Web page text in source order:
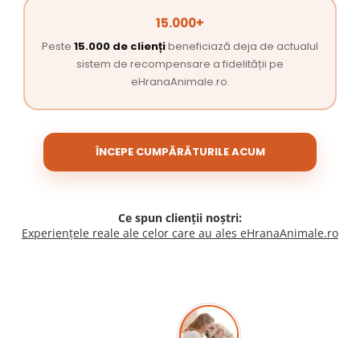
15.000+
Peste 15.000 de cliențibeneficiază deja de actualul
sistem de recompensare a fidelității pe
eHranaAnimale.ro.
ÎNCEPE CUMPĂRĂTURILE ACUM
Ce spun clienții noștri:
Experiențele reale ale celor care au ales eHranaAnimale.ro